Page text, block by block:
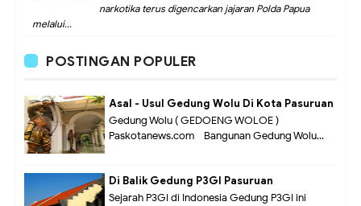
narkotika terus digencarkan jajaran Polda Papua
melalui...
POSTINGAN POPULER
Asal - Usul Gedung Wolu Di Kota Pasuruan
Gedung Wolu ( GEDOENG WOLOE )
Paskotanews.com - Bangunan Gedung Wolu...
Di Balik Gedung P3GI Pasuruan
Sejarah P3GI di Indonesia Gedung P3GI ini